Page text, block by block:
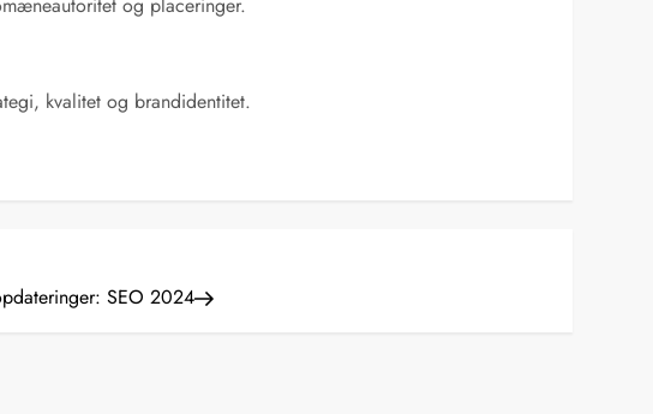
kvalitet og brandidentitet.
SEO 2024